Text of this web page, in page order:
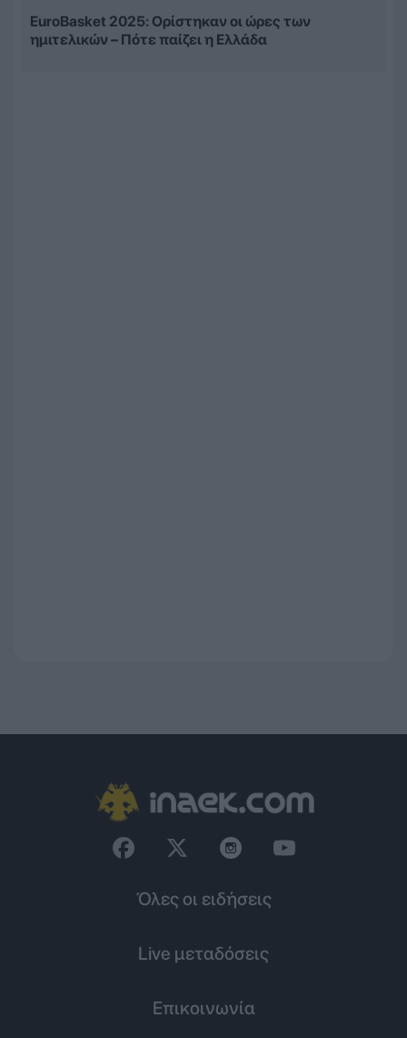
EuroBasket 2025: Ορίστηκαν οι ώρες των
ημιτελικών – Πότε παίζει η Ελλάδα
Όλες οι ειδήσεις
Live μεταδόσεις
Επικοινωνία